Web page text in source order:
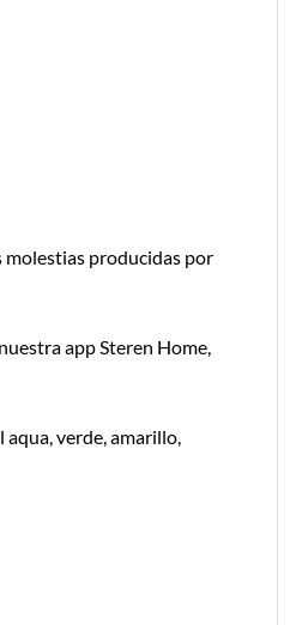
molestias producidas por
app Steren Home,
verde, amarillo,